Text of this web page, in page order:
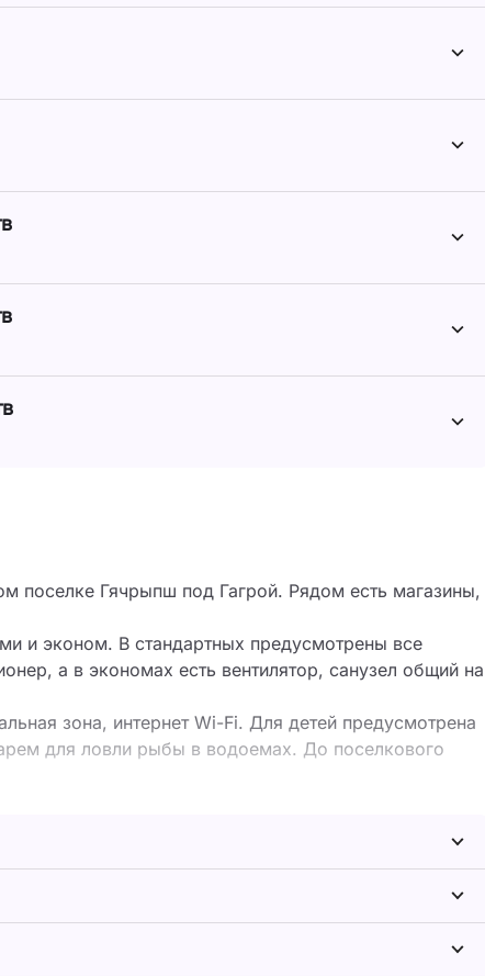
поселке Гячрыпш под Гагрой. Рядом есть магазины,
и эконом. В стандартных предусмотрены все
а в экономах есть вентилятор, санузел общий на
зона, интернет Wi-Fi. Для детей предусмотрена
для ловли рыбы в водоемах. До поселкового